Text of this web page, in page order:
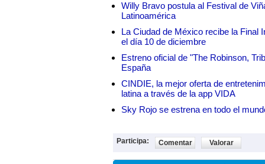
Willy Bravo postula al Festival de
Latinoamérica
La Ciudad de México recibe la Final
el día 10 de diciembre
Estreno oficial de "The Robinson,
España
CINDIE, la mejor oferta de
latina a través de la app VIDA
Sky Rojo se estrena en todo el
Participa: Comentar Valorar